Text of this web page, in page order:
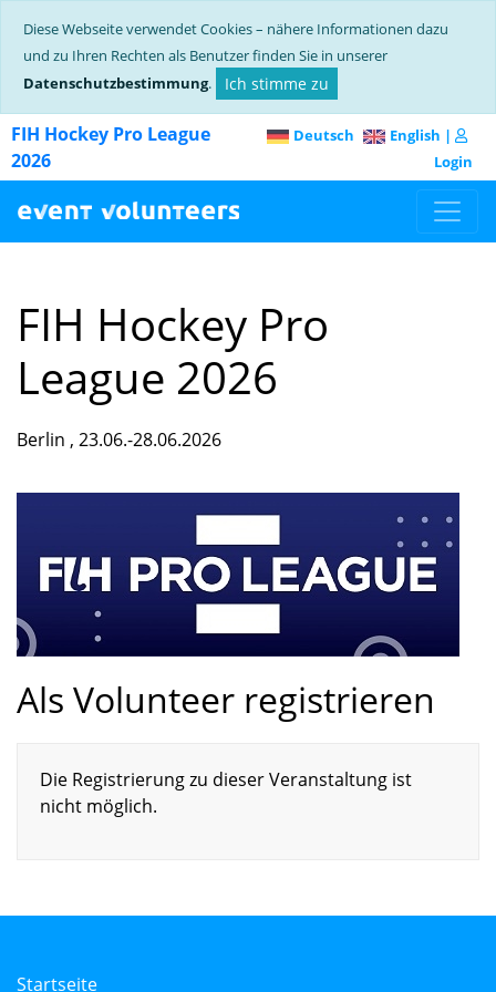
Diese Webseite verwendet Cookies – nähere Informationen dazu
und zu Ihren Rechten als Benutzer finden Sie in unserer
Datenschutzbestimmung. Ich stimme zu
FIH Hockey Pro League
2026
Deutsch English |
Login
FIH Hockey Pro
League 2026
Berlin , 23.06.-28.06.2026
Als Volunteer registrieren
Die Registrierung zu dieser Veranstaltung ist
nicht möglich.
Startseite